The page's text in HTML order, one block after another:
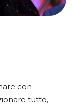
con
tutto,